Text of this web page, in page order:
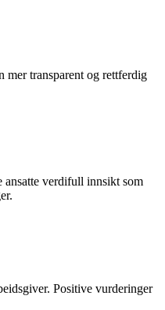
mer transparent og rettferdig
verdifull innsikt som
Positive vurderinger